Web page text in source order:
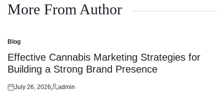
More From Author
Posted
in
Blog
Effective Cannabis Marketing Strategies for
Building a Strong Brand Presence
Posted
July 26, 2026
Posted
admin